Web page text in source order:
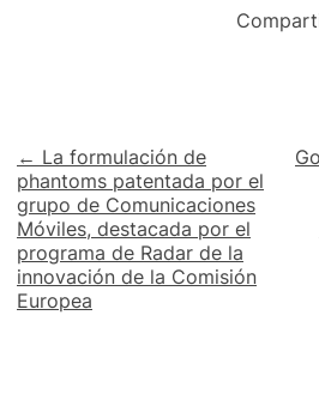
Navegación
de
entradas
← La formulación de
phantoms patentada por el
grupo de Comunicaciones
Móviles, destacada por el
programa de Radar de la
innovación de la Comisión
Europea